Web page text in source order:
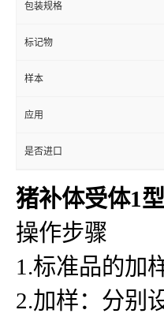
包装规格
标记物
样本
应用
是否进口
猪补体受体1
操作步骤
1.标准品的加
2.加样：分别